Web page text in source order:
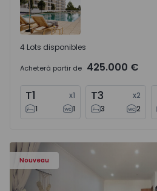
4 Lots disponibles
Acheterà partir de 425.000 €
T1 x1
1
1
T3 x2
3
2
Nouveau
Appartement T2 Moita, Alhos